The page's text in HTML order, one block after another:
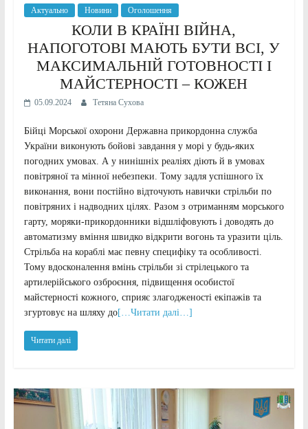
Актуально Новини Оголошення
КОЛИ В КРАЇНІ ВІЙНА,
НАПОГОТОВІ МАЮТЬ БУТИ ВСІ, У
МАКСИМАЛЬНІЙ ГОТОВНОСТІ І
МАЙСТЕРНОСТІ – КОЖЕН
05.09.2024 Тетяна Сухова
Бійці Морської охорони Державна прикордонна служба
України виконують бойові завдання у морі у будь-яких
погодних умовах. А у нинішніх реаліях діють й в умовах
повітряної та мінної небезпеки. Тому задля успішного їх
виконання, вони постійно відточують навички стрільби по
повітряних і надводних цілях. Разом з отриманням морського
гарту, моряки-прикордонники відшліфовують і доводять до
автоматизму вміння швидко відкрити вогонь та уразити ціль.
Стрільба на кораблі має певну специфіку та особливості.
Тому вдосконалення вмінь стрільби зі стрілецького та
артилерійського озброєння, підвищення особистої
майстерності кожного, сприяє злагодженості екіпажів та
згуртовує на шляху до[…Читати далі…]
Читати далі